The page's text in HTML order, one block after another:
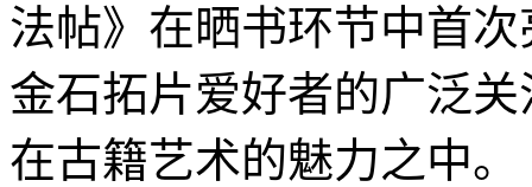
法帖》在晒书环节中首
金石拓片爱好者的广泛
在古籍艺术的魅力之中。